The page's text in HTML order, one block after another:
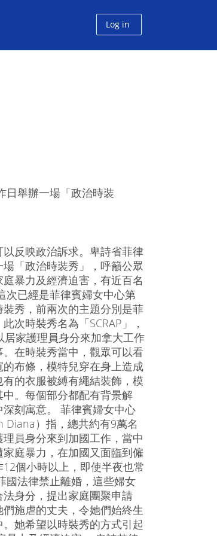
Log in
日舉辦一場「政治時裝
以反映政治訴求。卑詩省菲律
「政治時裝秀」，呼籲公眾
暴力及經濟迫害，有近百名
次已經是菲律賓婦女中心第
秀，前兩次的主題分別是菲
次時裝秀名為「SCRAP」，
家護理員身分來加拿大工作
在時裝秀當中，觀眾可以看
布條，模特兒穿在身上造成
的衣服被縛有繩結裝飾，模
。每個部分都配有背景解
刻寓意。 菲律賓婦女中心
Diana）指，總共約有9萬名
員身分來到加國工作，當中
庭暴力，在加國又面臨到僱
個小時以上，即使半夜也常
國法律禁止離婚，這些婦女
身分，提出家庭團聚申請
施虐的丈夫，令她們始終生
她希望以時裝秀的方式引起